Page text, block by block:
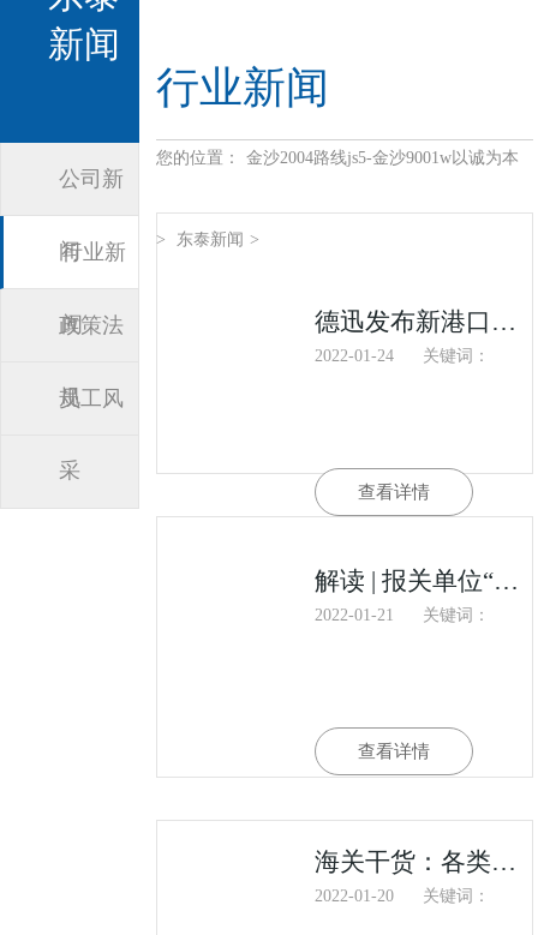
新闻
公司新
闻
行业新
闻
政策法
规
员工风
采
行业新闻
您的位置： 金沙2004路线js5-金沙9001w以诚为本
> 东泰新闻 >
德迅发布新港口绩效指数，全球80%港口拥堵集中在北美！2022年拥堵继续
2022-01-24 关键词：
查看详情
解读 | 报关单位“多证合一”全面推广
2022-01-21 关键词：
查看详情
海关干货：各类协定原产地证书补发规则汇总
2022-01-20 关键词：